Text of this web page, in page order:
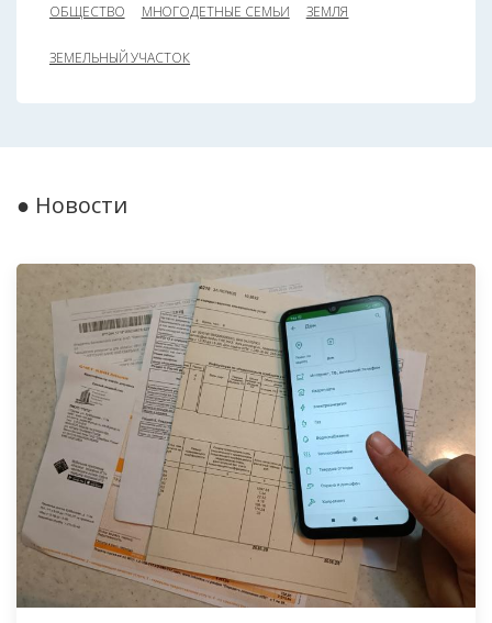
ОБЩЕСТВО МНОГОДЕТНЫЕ СЕМЬИ ЗЕМЛЯ
ЗЕМЕЛЬНЫЙ УЧАСТОК
● Новости